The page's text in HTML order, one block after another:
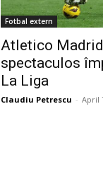
Fotbal extern
Atletico
spectaculos
La Liga
Claudiu Petrescu - April